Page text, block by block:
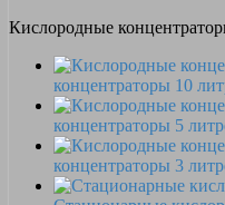
Кислородные
концентраторы 10
концентраторы 5
концентраторы 3